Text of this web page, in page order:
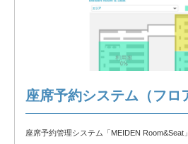
座席予約管理システム「MEIDEN Room&Seat」